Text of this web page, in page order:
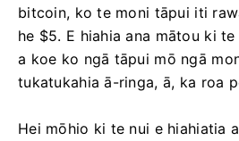
bitcoin, ko te moni tāpui iti
he $5. E hiahia ana mātou ki
a koe ko ngā tāpui mō ngā
tukatukahia ā-ringa, ā, ka roa
Hei mōhio ki te nui e hiahiatia